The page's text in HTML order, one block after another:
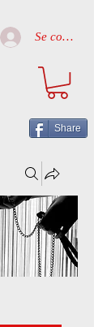
Se connecter
Share